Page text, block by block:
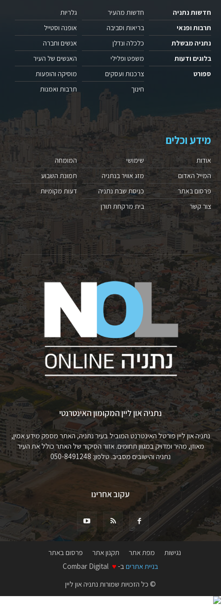
חדשות נתניה
תרבות ופנאי
נתניה מבשלת
בלוגים ודעות
ספורט
חדשות מהעיר
בריאות וסביבה
כלכלה ונדלן
משפט ופלילי
צרכנות ועסקים
חינוך
גלריות
אופנה וסטייל
אנשים וחברה
האנשים של העיר
מוסיקה והופעות
תרבות ואמנות
מידע וכלים
אודות
המייל האדום
פרסום באתר
צור קשר
שימושי
מזג אוויר בנתניה
כניסת שבת נתניה
בית מרקחת תורן
המומחה
תמונת השבוע
דעות מקומיות
נתניה און ליין המקומון האינטרנטי
נתניה און ליין פורטל האינטרנט המוביל בעיר נתניה, האתר מספק מידע אמין,
מאוזן, מהיר ומדויק במגוון תחומים. אזור הסיקור של האתר כולל את העיר
נתניה והישובים מסביב. טלפון: 050-8491248
עקוב אחרינו
נגישות מפת אתר תקנון אתר
פרסום באתר
בניית אתרים ב- ♥
© כל הזכויות שמורות נתניה און ליין